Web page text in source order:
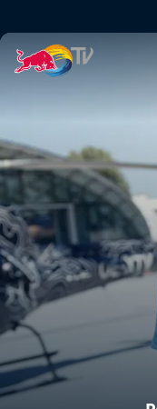
Paul